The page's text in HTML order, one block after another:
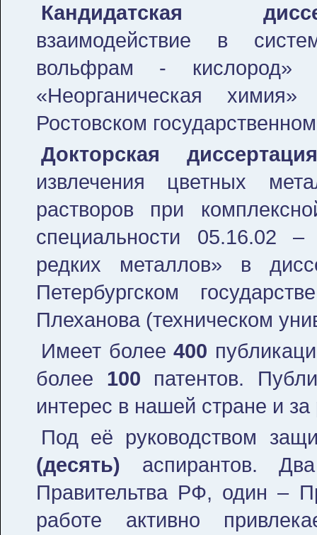
Кандидатская
взаимодействие в
вольфрам - кислород»
«Неорганическая
Ростовском
Докторская диссертация
извлечения цветных
растворов при
специальности 05.16.02
редких металлов» в
Петербургском
Плеханова (техническом
Имеет более400
более 100 патентов.
интерес в нашей стране и
Под её руководством
(десять) аспирантов.
Правительтва РФ, один –
работе активно